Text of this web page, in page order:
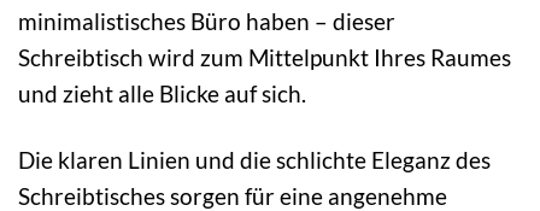
minimalistisches Büro haben – dieser
Schreibtisch wird zum Mittelpunkt Ihres Raumes
und zieht alle Blicke auf sich.
Die klaren Linien und die schlichte Eleganz des
Schreibtisches sorgen für eine angenehme